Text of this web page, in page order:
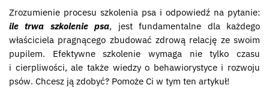
Zrozumienie procesu szkolenia psa i odpowiedź na pytanie:
ile trwa szkolenie psa, jest fundamentalne dla każdego
właściciela pragnącego zbudować zdrową relację ze swoim
pupilem. Efektywne szkolenie wymaga nie tylko czasu
i cierpliwości, ale także wiedzy o behawiorystyce i rozwoju
psów. Chcesz ją zdobyć? Pomoże Ci w tym ten artykuł!